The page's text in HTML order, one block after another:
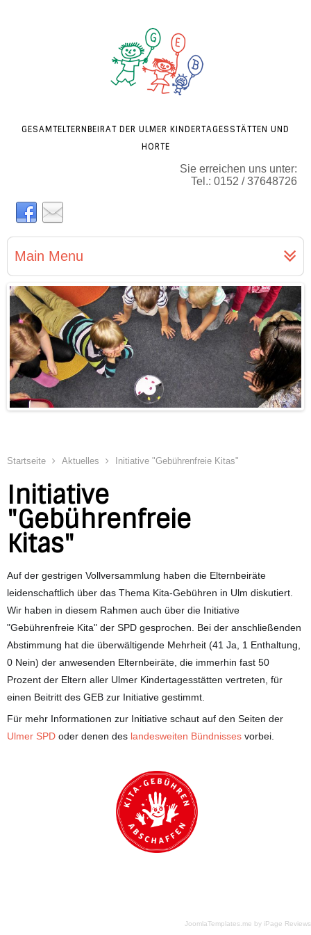
GESAMTELTERNBEIRAT DER ULMER KINDERTAGESSTÄTTEN UND
HORTE
Sie erreichen uns unter:
Tel.: 0152 / 37648726
JoomlaTemplates.me by iPage Reviews
Main Menu
Startseite Aktuelles Initiative "Gebührenfreie Kitas"
Initiative
"Gebührenfreie
Kitas"
Auf der gestrigen Vollversammlung haben die Elternbeiräte
leidenschaftlich über das Thema Kita-Gebühren in Ulm diskutiert.
Wir haben in diesem Rahmen auch über die Initiative
"Gebührenfreie Kita" der SPD gesprochen. Bei der anschließenden
Abstimmung hat die überwältigende Mehrheit (41 Ja, 1 Enthaltung,
0 Nein) der anwesenden Elternbeiräte, die immerhin fast 50
Prozent der Eltern aller Ulmer Kindertagesstätten vertreten, für
einen Beitritt des GEB zur Initiative gestimmt.
Für mehr Informationen zur Initiative schaut auf den Seiten der
Ulmer SPD oder denen des landesweiten Bündnisses vorbei.